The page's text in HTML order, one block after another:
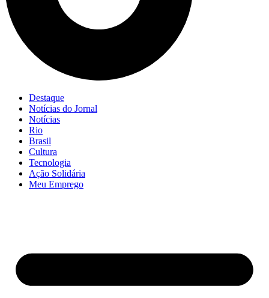
Destaque
Notícias do Jornal
Notícias
Rio
Brasil
Cultura
Tecnologia
Ação Solidária
Meu Emprego